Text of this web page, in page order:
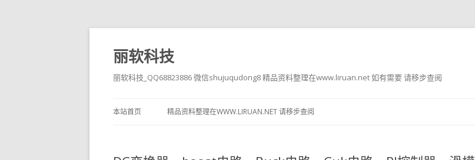
丽软科技
丽软科技_QQ68823886 微信shujuqudong8 精品资料整理在www.liruan.net 如有需要 请移步查阅
本站首页 精品资料整理在WWW.LIRUAN.NET 请移步查阅